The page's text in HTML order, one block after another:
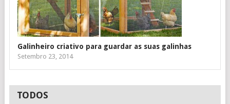
Galinheiro criativo para guardar as suas galinhas
Setembro 23, 2014
TODOS